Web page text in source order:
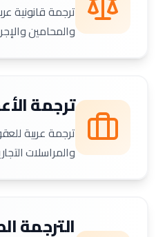
ترجمة قانونية
والمحامين
ترجمة
ترجمة عربية
والمراسلات
الترجمة